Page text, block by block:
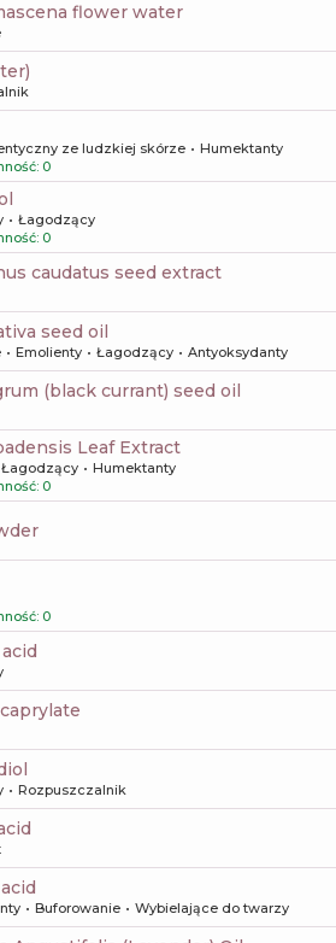
flower water
ze ludzkiej skórze
Humektanty
0
Łagodzący
0
caudatus seed extract
seed oil
Emolienty Łagodzący Antyoksydanty
(black currant) seed oil
Leaf Extract
Łagodzący
Humektanty
0
0
acid
Rozpuszczalnik
Buforowanie Wybielające do twarzy